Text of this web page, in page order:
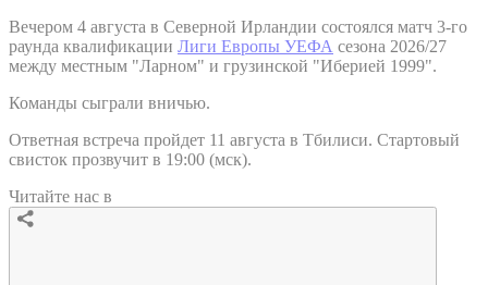
Вечером 4 августа в Северной Ирландии состоялся матч 3-го
раунда квалификации Лиги Европы УЕФА сезона 2026/27
между местным "Ларном" и грузинской "Иберией 1999".
Команды сыграли вничью.
Ответная встреча пройдет 11 августа в Тбилиси. Стартовый
свисток прозвучит в 19:00 (мск).
Читайте нас в